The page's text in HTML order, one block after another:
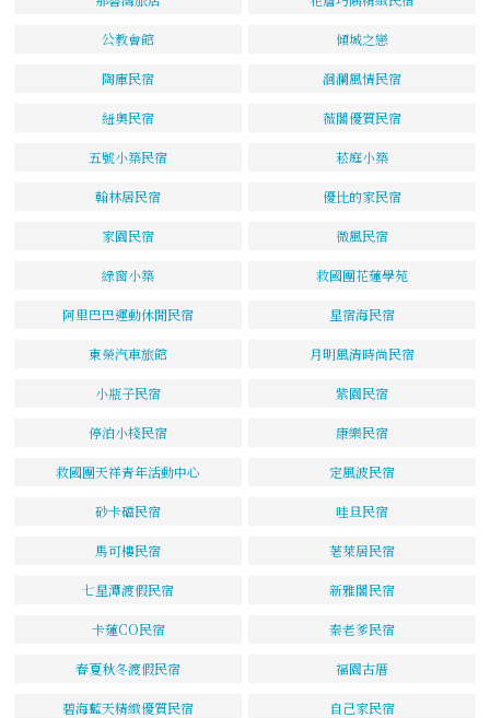
公教會館 傾城之戀
陶庫民宿 洄瀾風情民宿
紐奧民宿 薇閣優質民宿
五號小築民宿 菘庭小築
翰林居民宿 優比的家民宿
家園民宿 微風民宿
綠窗小築 救國團花蓮學苑
阿里巴巴運動休閒民宿 星宿海民宿
東榮汽車旅館 月明風清時尚民宿
小瓶子民宿 紫園民宿
停泊小棧民宿 康樂民宿
救國團天祥青年活動中心 定風波民宿
砂卡礑民宿 哇旦民宿
馬可樓民宿 荖萊居民宿
七星潭渡假民宿 新雅閣民宿
卡蓮CO民宿 秦老爹民宿
春夏秋冬渡假民宿 福園古厝
碧海藍天精緻優質民宿 自己家民宿